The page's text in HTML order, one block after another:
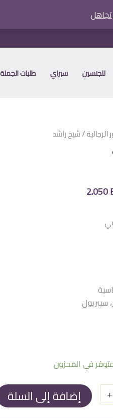
تجاهل
للجنسين سبراي طلبات الجملة
/ شيخ راشد
2.050
سيبريول
+ إضافة إلى السلة